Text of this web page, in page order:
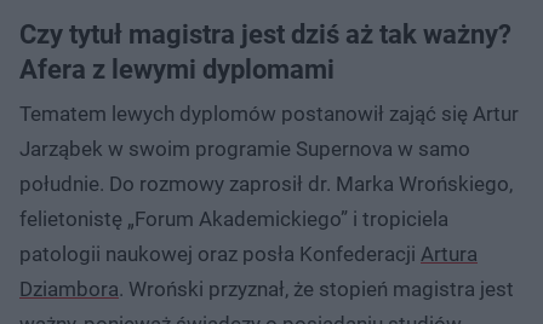
Czy tytuł magistra jest dziś aż tak ważny?
Afera z lewymi dyplomami
Tematem lewych dyplomów postanowił zająć się Artur
Jarząbek w swoim programie Supernova w samo
południe. Do rozmowy zaprosił dr. Marka Wrońskiego,
felietonistę „Forum Akademickiego” i tropiciela
patologii naukowej oraz posła Konfederacji Artura
Dziambora. Wroński przyznał, że stopień magistra jest